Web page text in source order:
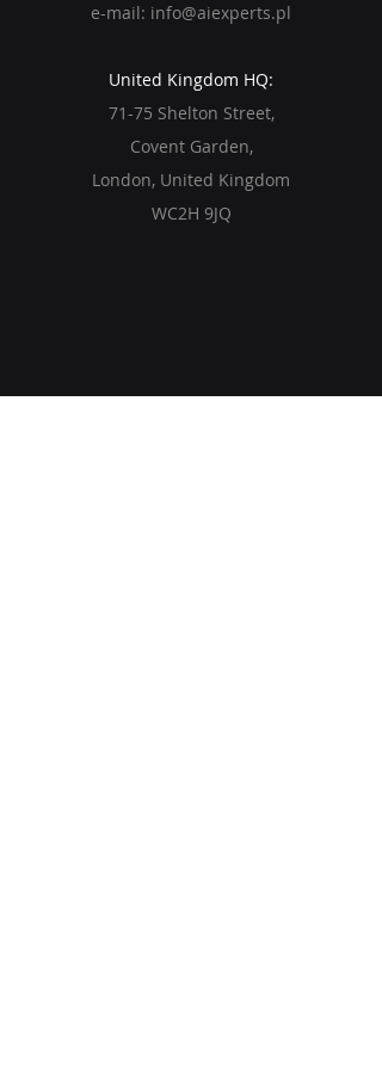
e-mail: info@aiexperts.pl
United Kingdom HQ:
71-75 Shelton Street,
Covent Garden,
London, United Kingdom
WC2H 9JQ